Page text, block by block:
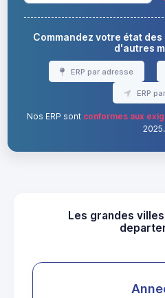
Commandez votre état
d'autres
ERP par adresse
ERP
Nos ERP sont conformes aux
2025.
Les grandes